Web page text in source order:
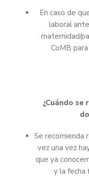
En caso de
laboral
maternidad/
CoMB
¿Cuándo
Se recomienda
vez una vez
que ya
y la fecha